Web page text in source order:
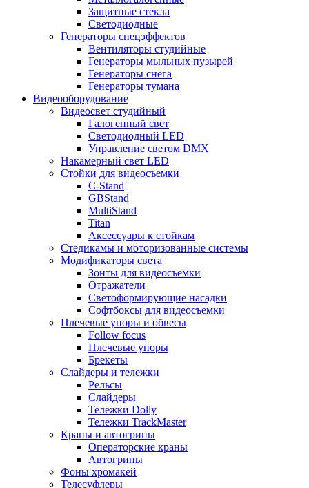
Защитные стекла
Светодиодные
Генераторы спецэффектов
Вентиляторы студийные
Генераторы мыльных пузырей
Генераторы снега
Генераторы тумана
Видеооборудование
Видеосвет студийный
Галогенный свет
Светодиодный LED
Управление светом DMX
Накамерный свет LED
Стойки для видеосъемки
C-Stand
GBStand
MultiStand
Titan
Аксессуары к стойкам
Стедикамы и моторизованные системы
Модификаторы света
Зонты для видеосъемки
Отражатели
Светоформирующие насадки
Софтбоксы для видеосъемки
Плечевые упоры и обвесы
Follow focus
Плечевые упоры
Брекеты
Слайдеры и тележки
Рельсы
Слайдеры
Тележки Dolly
Тележки TrackMaster
Краны и автогрипы
Операторские краны
Автогрипы
Фоны хромакей
Телесуфлеры